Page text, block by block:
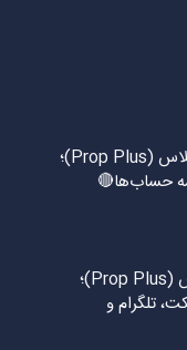
🔴انواع چالش پراپ پلاس (Prop Plus)؛
حساب‌ها🔴
🔴پشتیبانی پراپ پلاس (Prop Plus)؛
تلگرام و